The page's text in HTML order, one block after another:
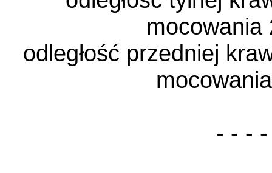
mocowania
odległość przedniej
- - -